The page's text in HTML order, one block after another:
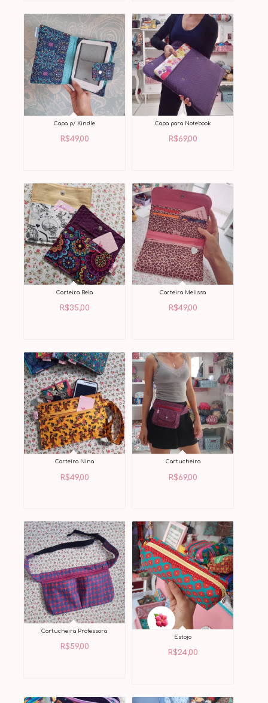
Capa p/ Kindle
R$49,00
Capa para Notebook
R$69,00
Carteira Bela
R$35,00
Carteira Melissa
R$49,00
Carteira Nina
R$49,00
Cartucheira
R$69,00
Cartucheira Professora
R$59,00
Estojo
R$24,00